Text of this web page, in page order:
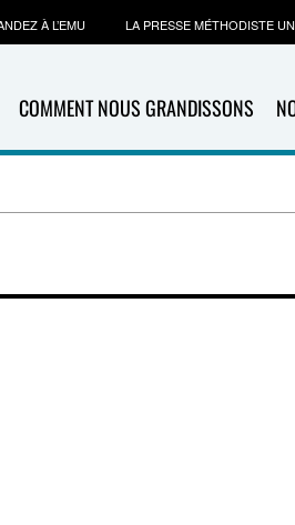
COMMENT NOUS GRANDISSONS
À L’EMU LA PRESSE MÉTHODISTE